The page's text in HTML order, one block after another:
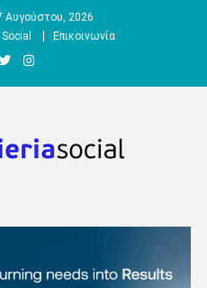
Αυγούστου, 2026
Επικοινωνία